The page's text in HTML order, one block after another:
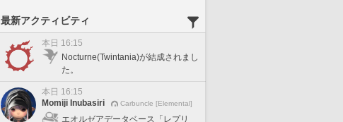
最新アクティビティ
本日 16:15
Nocturne(Twintania)が結成されまし
た。
本日 16:15
Momiji Inubasiri
Carbuncle [Elemental]
エオルゼアデータベース「レプリ